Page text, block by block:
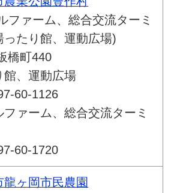
ファーム、総合交流ターミ
ったり館、運動広場)
橋町440
館、運動広場
60-1126
ファーム、総合交流ターミ
60-1720
龍ヶ岡市民農園